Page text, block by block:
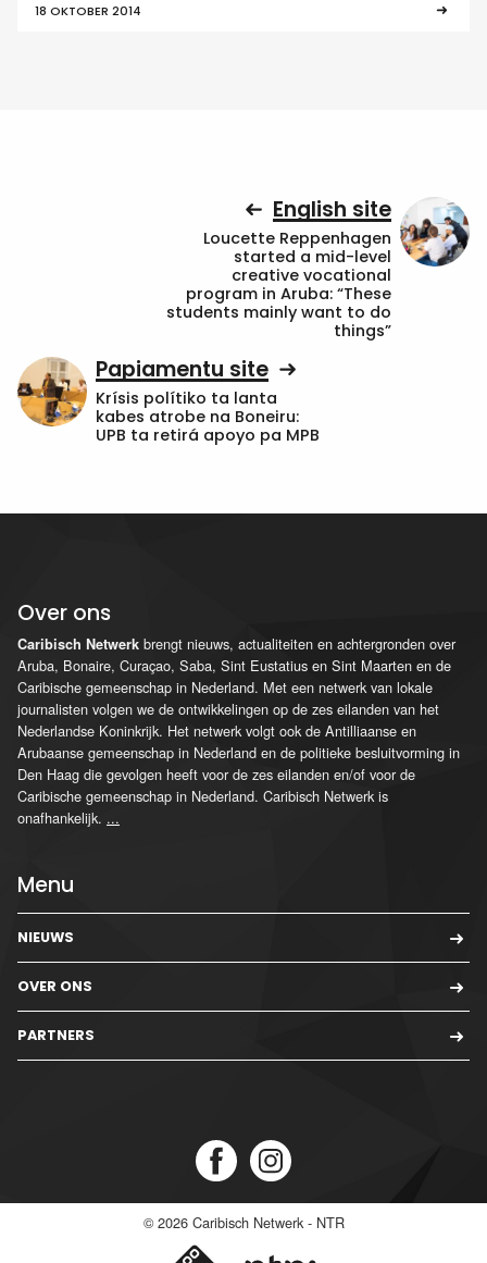
18 OKTOBER 2014
English site
Loucette Reppenhagen
started a mid-level
creative vocational
program in Aruba: “These
students mainly want to do
things”
Papiamentu site
Krísis polítiko ta lanta
kabes atrobe na Boneiru:
UPB ta retirá apoyo pa MPB
Over ons
Caribisch Netwerk brengt nieuws, actualiteiten en achtergronden over
Aruba, Bonaire, Curaçao, Saba, Sint Eustatius en Sint Maarten en de
Caribische gemeenschap in Nederland. Met een netwerk van lokale
journalisten volgen we de ontwikkelingen op de zes eilanden van het
Nederlandse Koninkrijk. Het netwerk volgt ook de Antilliaanse en
Arubaanse gemeenschap in Nederland en de politieke besluitvorming in
Den Haag die gevolgen heeft voor de zes eilanden en/of voor de
Caribische gemeenschap in Nederland. Caribisch Netwerk is
onafhankelijk. ...
Menu
NIEUWS
OVER ONS
PARTNERS
© 2026 Caribisch Netwerk - NTR